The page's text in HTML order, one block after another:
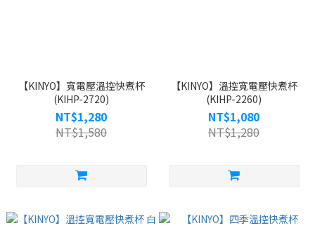
【KINYO】寬電壓溫控快煮杯
(KIHP-2720)
NT$1,280
NT$1,580
【KINYO】溫控寬電壓快煮杯
(KIHP-2260)
NT$1,080
NT$1,280